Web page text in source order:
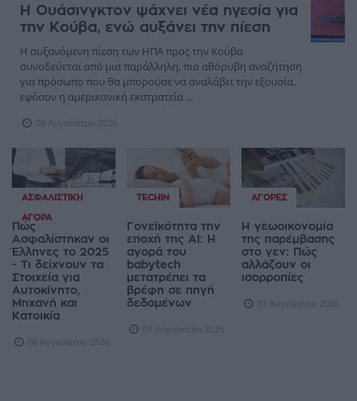
Η Ουάσινγκτον ψάχνει νέα ηγεσία για
την Κούβα, ενώ αυξάνει την πίεση
Η αυξανόμενη πίεση των ΗΠΑ προς την Κούβα
συνοδεύεται από μια παράλληλη, πιο αθόρυβη αναζήτηση
για πρόσωπο που θα μπορούσε να αναλάβει την εξουσία,
εφόσον η αμερικανική εκστρατεία ...
08 Αυγούστου 2026
ΑΣΦΑΛΙΣΤΙΚΉ
ΑΓΟΡΆ
Πώς
Ασφαλίστηκαν οι
Έλληνες το 2025
- Τι δείχνουν τα
Στοιχεία για
Αυτοκίνητο,
Μηχανή και
Κατοικία
08 Αυγούστου 2026
TECHIN
Γονεϊκότητα την
εποχή της AI: Η
αγορά του
babytech
μετατρέπει τα
βρέφη σε πηγή
δεδομένων
07 Αυγούστου 2026
ΑΓΟΡΈΣ
Η γεωοικονομία
της παρέμβασης
στο γεν: Πώς
αλλάζουν οι
ισορροπίες
07 Αυγούστου 2026